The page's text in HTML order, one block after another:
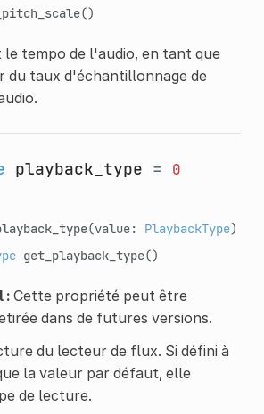
()
le tempo de l'audio, en tant que
du taux d'échantillonnage de
playback_type = 0
(value: PlaybackType)
get_playback_type()
:Cette propriété peut être
dans de futures versions.
du lecteur de flux. Si défini à
la valeur par défaut, elle
de lecture.